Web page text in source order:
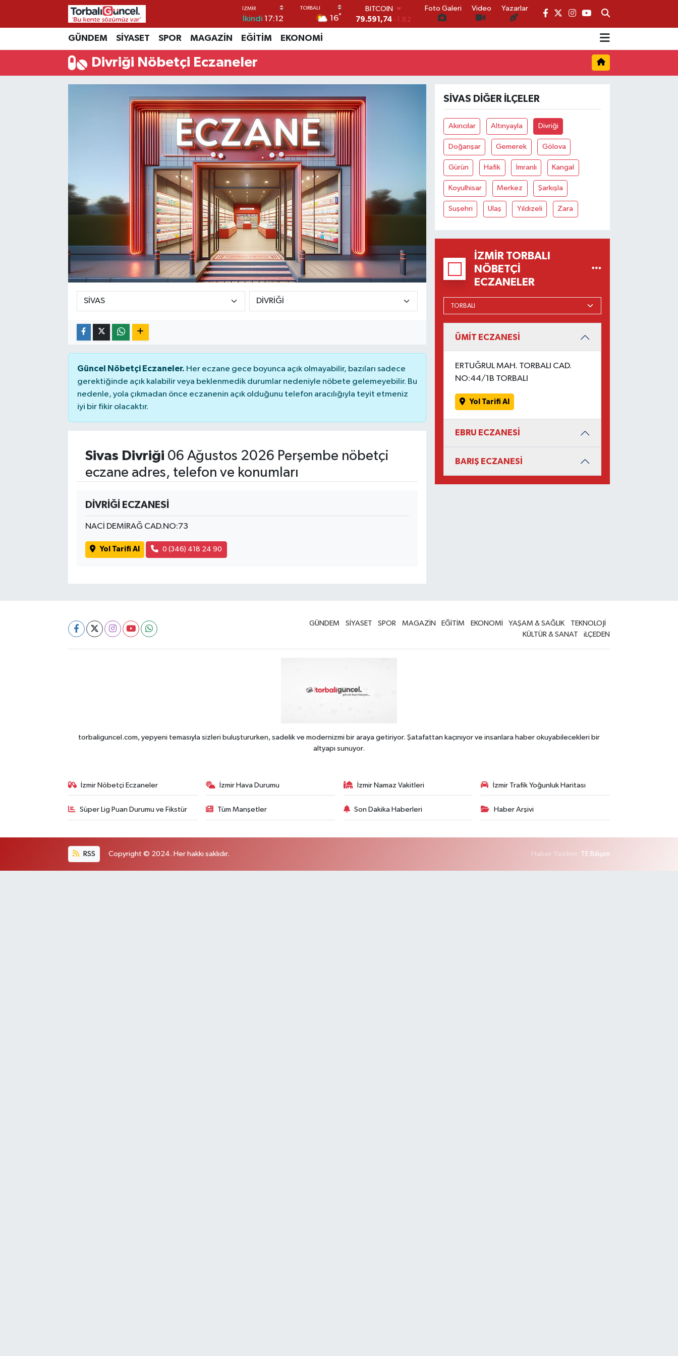
İkindi 17:12 16°
BITCOIN
79.591,74 -1.82
DOLAR
EURO
61,60380 0.18
6862,09000
Foto Galeri Video Yazarlar
GÜNDEM SİYASET SPOR MAGAZİN EĞİTİM EKONOMİ
Divriği Nöbetçi Eczaneler
Güncel Nöbetçi Eczaneler. Her eczane gece boyunca açık olmayabilir, bazıları sadece
gerektiğinde açık kalabilir veya beklenmedik durumlar nedeniyle nöbete gelemeyebilir. Bu
nedenle, yola çıkmadan önce eczanenin açık olduğunu telefon aracılığıyla teyit etmeniz
iyi bir fikir olacaktır.
Sivas Divriği 06 Ağustos 2026 Perşembe nöbetçi
eczane adres, telefon ve konumları
DİVRİĞİ ECZANESİ
NACİ DEMİRAĞ CAD.NO:73
Yol Tarifi Al 0 (346) 418 24 90
SIVAS DIĞER İLÇELER
Akıncılar Altınyayla Divriği
Doğanşar Gemerek Gölova
Gürün Hafik İmranlı Kangal
Koyulhisar Merkez Şarkışla
Suşehri Ulaş Yıldızeli Zara
İZMIR TORBALI
NÖBETÇI
ECZANELER
ÜMİT ECZANESİ
ERTUĞRUL MAH. TORBALI CAD.
NO:44/1B TORBALI
Yol Tarifi Al
EBRU ECZANESİ
BARIŞ ECZANESİ
GÜNDEM SİYASET SPOR MAGAZİN EĞİTİM EKONOMİ YAŞAM & SAĞLIK
TEKNOLOJİ
KÜLTÜR & SANAT
iLÇEDEN
torbaliguncel.com, yepyeni temasıyla sizleri buluştururken, sadelik ve modernizmi bir araya getiriyor. Şatafattan kaçınıyor ve insanlara haber okuyabilecekleri bir
altyapı sunuyor.
İzmir Nöbetçi Eczaneler İzmir Hava Durumu İzmir Namaz Vakitleri İzmir Trafik Yoğunluk Haritası
Süper Lig Puan Durumu ve Fikstür Tüm Manşetler Son Dakika Haberleri Haber Arşivi
RSS Copyright © 2024. Her hakkı saklıdır. Haber Yazılımı: TE Bilişim
İzmir Nöbetçi Eczaneler
İzmir Hava Durumu
İzmir Trafik Yoğunluk Haritası
Son Dakika Haberleri